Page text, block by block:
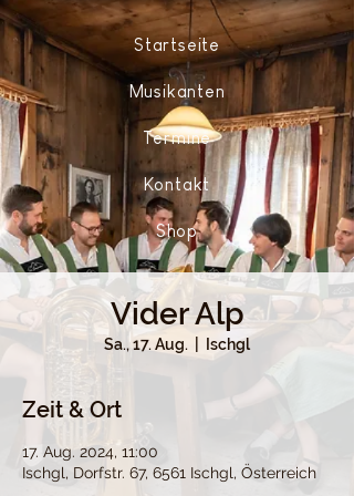
Kontakt
Shop
Startseite
Musikanten
Termine
Vider Alp
Sa., 17. Aug. Ischgl
Zeit & Ort
17. Aug. 2024, 11:00
Ischgl, Dorfstr. 67, 6561 Ischgl, Österreich